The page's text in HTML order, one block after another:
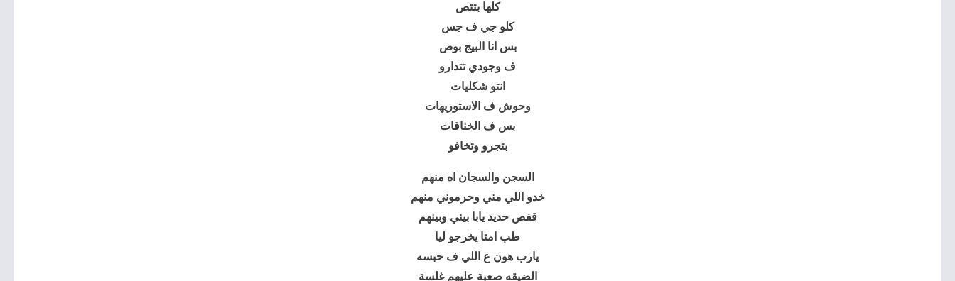
كلها بتتص
كلو جي ف جس
بس انا البيج بوص
ف وجودي تتدارو
انتو شكليات
وحوش ف الاستوريهات
بس ف الخناقات
بتجرو وتخافو
السجن والسجان اه منهم
خدو اللي مني وحرموني منهم
قفص حديد يابا بيني وبينهم
طب امتا يخرجو ليا
يارب هون ع اللي ف حبسه
الضيقه صعبة عليهم غلسة